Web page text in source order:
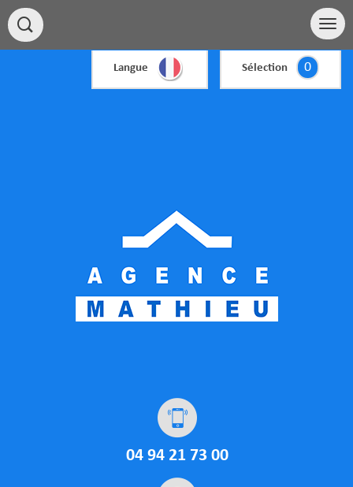
Langue Sélection 0
04 94 21 73 00